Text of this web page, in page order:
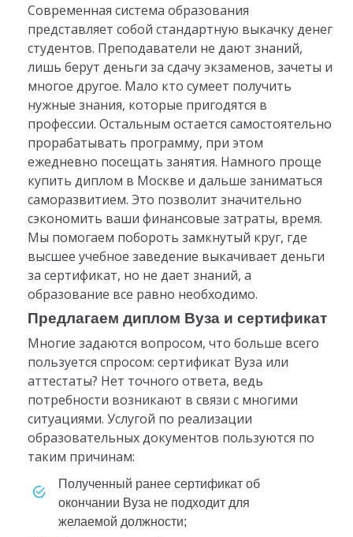
Современная система образования
представляет собой стандартную выкачку денег
студентов. Преподаватели не дают знаний,
лишь берут деньги за сдачу экзаменов, зачеты и
многое другое. Мало кто сумеет получить
нужные знания, которые пригодятся в
профессии. Остальным остается самостоятельно
прорабатывать программу, при этом
ежедневно посещать занятия. Намного проще
купить диплом в Москве и дальше заниматься
саморазвитием. Это позволит значительно
сэкономить ваши финансовые затраты, время.
Мы помогаем побороть замкнутый круг, где
высшее учебное заведение выкачивает деньги
за сертификат, но не дает знаний, а
образование все равно необходимо.
Предлагаем диплом Вуза и сертификат
Многие задаются вопросом, что больше всего
пользуется спросом: сертификат Вуза или
аттестаты? Нет точного ответа, ведь
потребности возникают в связи с многими
ситуациями. Услугой по реализации
образовательных документов пользуются по
таким причинам:
полученный ранее сертификат об
окончании Вуза не подходит для
желаемой должности;